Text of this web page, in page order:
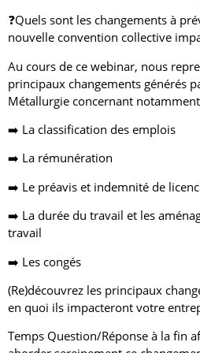
❓Quels sont les changements à
nouvelle convention collective
Au cours de ce webinar, nous
principaux changements générés
Métallurgie concernant
➡️ La classification des emplois
➡️ La rémunération
➡️ Le préavis et indemnité de
➡️ La durée du travail et les
travail
➡️ Les congés
(Re)découvrez les principaux
en quoi ils impacteront votre
Temps Question/Réponse à la fin